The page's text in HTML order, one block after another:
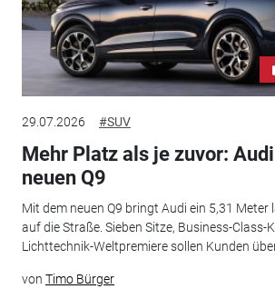
29.07.2026 #SUV
Mehr Platz als je zuvor:
neuen Q9
Mit dem neuen Q9 bringt Audi ein 5,31 Meter
auf die Straße. Sieben Sitze, Business-Class-
Lichttechnik-Weltpremiere sollen Kunden
von Timo Bürger